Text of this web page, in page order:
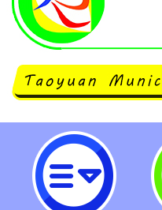
函轉財團法人
中級及中高級
躍報名參加，